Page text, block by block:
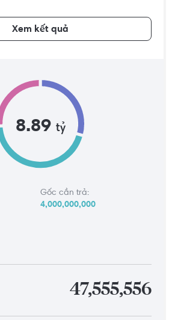
Xem kết quả
8.89 tỷ
Gốc cần trả:
4,000,000,000
47,555,556